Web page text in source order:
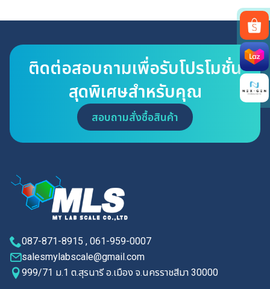
for:
ติดต่อสอบถามเพื่อรับโปรโมชั่น
สุดพิเศษสำหรับคุณ
สอบถามสั่งซื้อสินค้า
087-871-8915 , 061-959-0007
salesmylabscale@gmail.com
999/71 ม.1 ต.สุรนารี อ.เมือง จ.นครราชสีมา 30000